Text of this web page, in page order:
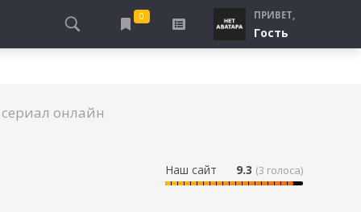
СПЕЦСЛУЖБЫ
ПРО ШКОЛУ, ПОДРОСТКОВ
0
БУДУ СМОТРЕТЬ
ПРИВЕТ,
Гость
онлайн
Наш сайт 9.3 (3 голоса)